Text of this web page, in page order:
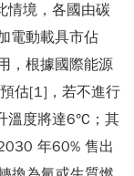
情境，各國由碳
電動載具市佔
，根據國際能源
估[1]，若不進行
度將達6°C；其
年60% 售出